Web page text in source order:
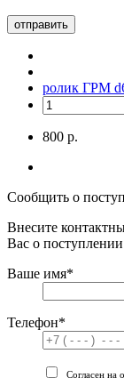
отправить
ролик ГРМ
800 р.
Сообщить о
Внесите
Вас о поступлении
Ваше имя*
Телефон*
Согласен на